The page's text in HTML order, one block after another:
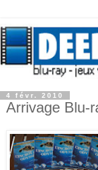
4 févr. 2010
Arrivage Blu-